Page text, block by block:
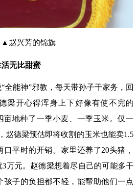
▲赵兴芳的锦旗
无比甜蜜
全能神”邪教，每天带孙子干家务，回
梁开心得浑身上下好像有使不完的
亩地种了一季小麦、一季玉米。仅一
赵德梁预估即将收割的玉米也能卖1.5
平时的开销。家里还养了20头猪，
万元。赵德梁想着尽自己的可能多干
孩子的负担都不轻，能帮助他们一点